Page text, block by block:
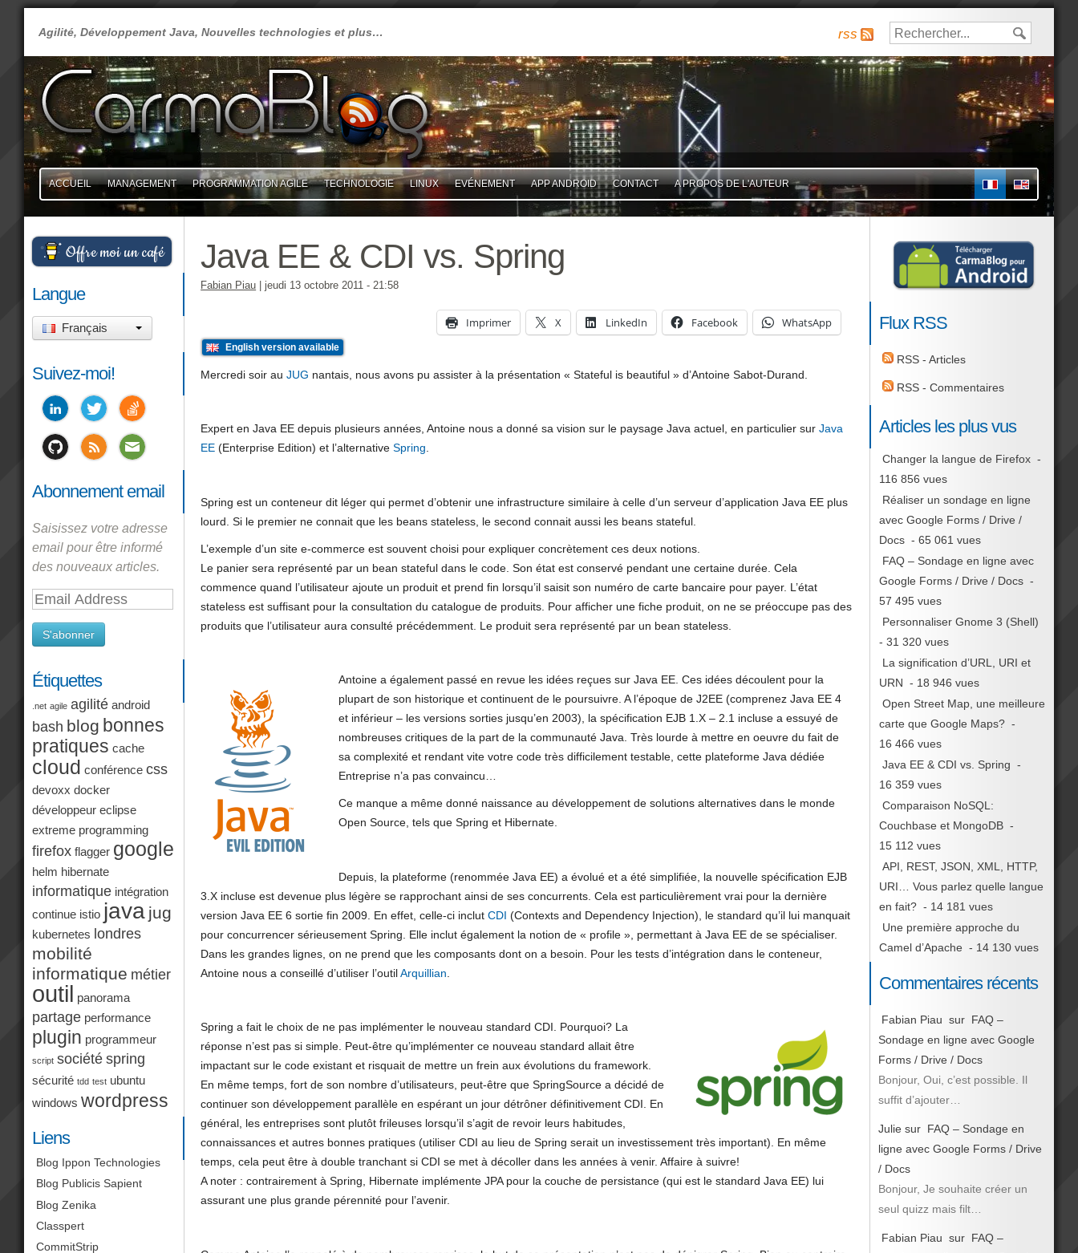
Agilité, Développement Java, Nouvelles technologies et plus… rss
ACCUEIL MANAGEMENT PROGRAMMATION AGILE TECHNOLOGIE LINUX EVÉNEMENT APP ANDROID CONTACT A PROPOS DE L'AUTEUR
Java EE & CDI vs. Spring
Fabian Piau jeudi 13 octobre 2011 - 21:58
Imprimer X LinkedIn Facebook WhatsApp
English version available
Mercredi soir auJUG nantais, nous avons pu assister à la présentation « Stateful is beautiful » d’Antoine Sabot-Durand.
Expert en Java EE depuis plusieurs années, Antoine nous a donné sa vision sur le paysage Java actuel, en particulier surJava
EE (Enterprise Edition) et l’alternativeSpring.
Spring est un conteneur dit léger qui permet d’obtenir une infrastructure similaire à celle d’un serveur d’application Java EE plus
lourd. Si le premier ne connait que les beans stateless, le second connait aussi les beans stateful.
L’exemple d’un site e-commerce est souvent choisi pour expliquer concrètement ces deux notions.
Le panier sera représenté par un bean stateful dans le code. Son état est conservé pendant une certaine durée. Cela
commence quand l’utilisateur ajoute un produit et prend fin lorsqu’il saisit son numéro de carte bancaire pour payer. L’état
stateless est suffisant pour la consultation du catalogue de produits. Pour afficher une fiche produit, on ne se préoccupe pas des
produits que l’utilisateur aura consulté précédemment. Le produit sera représenté par un bean stateless.
Antoine a également passé en revue les idées reçues sur Java EE. Ces idées découlent pour la
plupart de son historique et continuent de le poursuivre. A l’époque de J2EE (comprenez Java EE 4
et inférieur – les versions sorties jusqu’en 2003), la spécification EJB 1.X – 2.1 incluse a essuyé de
nombreuses critiques de la part de la communauté Java. Très lourde à mettre en oeuvre du fait de
sa complexité et rendant vite votre code très difficilement testable, cette plateforme Java dédiée
Entreprise n’a pas convaincu…
Ce manque a même donné naissance au développement de solutions alternatives dans le monde
Open Source, tels que Spring et Hibernate.
Depuis, la plateforme (renommée Java EE) a évolué et a été simplifiée, la nouvelle spécification EJB
3.X incluse est devenue plus légère se rapprochant ainsi de ses concurrents. Cela est particulièrement vrai pour la dernière
version Java EE 6 sortie fin 2009. En effet, celle-ci inclutCDI (Contexts and Dependency Injection), le standard qu’il lui manquait
pour concurrencer sérieusement Spring. Elle inclut également la notion de « profile », permettant à Java EE de se spécialiser.
Dans les grandes lignes, on ne prend que les composants dont on a besoin. Pour les tests d’intégration dans le conteneur,
Antoine nous a conseillé d’utiliser l’outilArquillian
Spring a fait le choix de ne pas implémenter le nouveau standard CDI. Pourquoi? La
réponse n’est pas si simple. Peut-être qu’implémenter ce nouveau standard allait être
impactant sur le code existant et risquait de mettre un frein aux évolutions du framework.
En même temps, fort de son nombre d’utilisateurs, peut-être que SpringSource a décidé de
continuer son développement parallèle en espérant un jour détrôner définitivement CDI. En
général, les entreprises sont plutôt frileuses lorsqu’il s’agit de revoir leurs habitudes,
connaissances et autres bonnes pratiques (utiliser CDI au lieu de Spring serait un investissement très important). En même
temps, cela peut être à double tranchant si CDI se met à décoller dans les années à venir. Affaire à suivre!
A noter : contrairement à Spring, Hibernate implémente JPA pour la couche de persistance (qui est le standard Java EE) lui
assurant une plus grande pérennité pour l’avenir.
Flux RSS
RSS - Articles
RSS - Commentaires
Articles les plus vus
Changer la langue de Firefox -
116 856 vues
Réaliser un sondage en ligne
avec Google Forms / Drive /
Docs - 65 061 vues
FAQ – Sondage en ligne avec
Google Forms / Drive / Docs -
57 495 vues
Personnaliser Gnome 3 (Shell)
- 31 320 vues
La signification d’URL, URI et
URN - 18 946 vues
Open Street Map, une meilleure
carte que Google Maps? -
16 466 vues
Java EE & CDI vs. Spring -
16 359 vues
Comparaison NoSQL:
Couchbase et MongoDB -
15 112 vues
API, REST, JSON, XML, HTTP,
URI… Vous parlez quelle langue
en fait? - 14 181 vues
Une première approche du
Camel d’Apache - 14 130 vues
Commentaires récents
Fabian Piau sur FAQ –
Sondage en ligne avec Google
Forms / Drive / Docs
Bonjour, Oui, c’est possible. Il
suffit d’ajouter…
Julie sur FAQ – Sondage en
ligne avec Google Forms / Drive
/ Docs
Bonjour, Je souhaite créer un
seul quizz mais filt…
Fabian Piau sur FAQ –
Offre moi un café
Langue
Français
Suivez-moi!
Abonnement email
Saisissez votre adresse
email pour être informé
des nouveaux articles.
Email
S'abonner
Étiquettes
.net agile agilité android
bash blog bonnes
pratiques cache
cloud conférence css
devoxx docker
développeur eclipse
extreme programming
firefox flagger google
helm hibernate
informatique intégration
continue istio java jug
kubernetes londres
mobilité
informatique métier
outil panorama
partage performance
plugin programmeur
script société spring
sécurité tdd test ubuntu
windows wordpress
Liens
Blog Ippon Technologies
Blog Publicis Sapient
Blog Zenika
Classpert
CommitStrip